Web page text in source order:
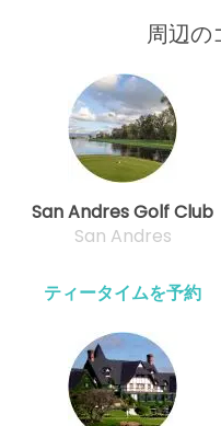
周辺の
San Andres Golf Club
San Andres
ティータイムを予約